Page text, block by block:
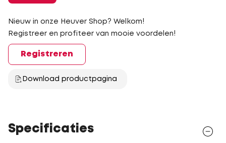
Nieuw in onze Heuver Shop? Welkom!
Registreer en profiteer van mooie voordelen!
Registreren
Download productpagina
Specificaties